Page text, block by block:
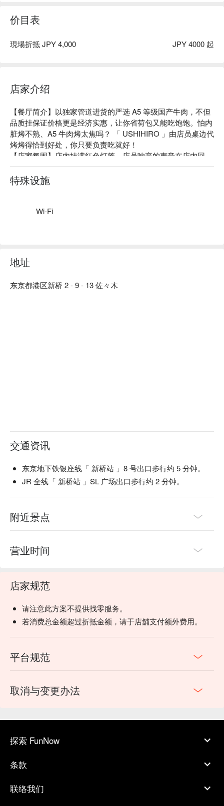
店员热情介绍不同部位最好吃的烤法与熟度，并且提供代烤服
务！让客人都能专注在享用最完美的和牛烧烤，非常推荐！
肉质鲜甜，是会让人想要加入口袋名单的好店 👍
价目表
現場折抵 JPY 4,000 JPY 4000 起
店家介绍
【餐厅简介】以独家管道进货的严选 A5 等级国产牛肉，不但
品质挂保证价格更是经济实惠，让你省荷包又能吃饱饱。怕内
脏烤不熟、A5 牛肉烤太焦吗？ 「 USHIHIRO 」由店员桌边代
烤烤得恰到好处，你只要负责吃就好！
【店家氛围】店内挂满红色灯笼，店员响亮的声音在店内回
响，仿佛来到夏日祭典会场般热闹非凡，享受美食还能获得满
满的能量喔～
【特殊席位】本店设有单身友善的吧台座位，让你独享烧肉滋
特殊设施
Wi-Fi
地址
东京都港区新桥 2 - 9 - 13 佐々木
交通资讯
东京地下铁银座线「 新桥站 」8 号出口步行约 5 分钟。
JR 全线「 新桥站 」SL 广场出口步行约 2 分钟。
附近景点
营业时间
店家规范
请注意此方案不提供找零服务。
若消费总金额超过折抵金额，请于店舖支付额外费用。
平台规范
取消与变更办法
探索 FunNow
条款
联络我们